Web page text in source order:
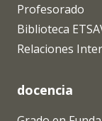
Profesorado
Biblioteca
Relaciones
docencia